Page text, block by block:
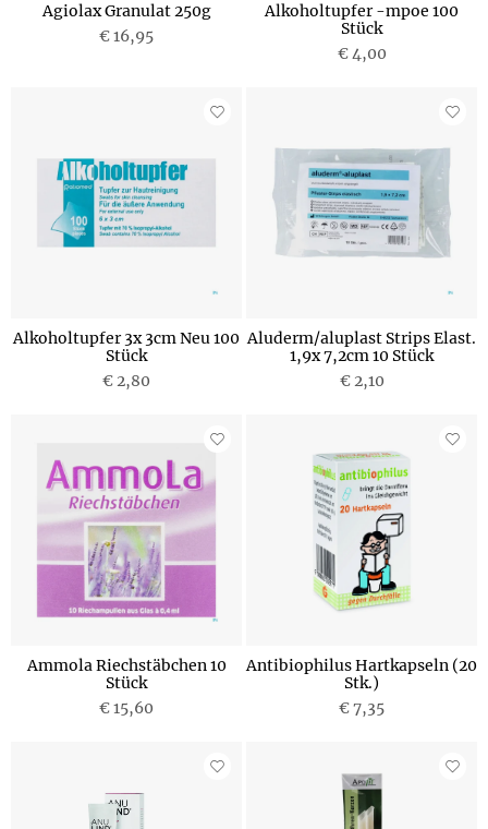
Agiolax Granulat 250g
€ 16,95
Alkoholtupfer -mpoe 100
Stück
€ 4,00
Alkoholtupfer 3x 3cm Neu 100
Stück
€ 2,80
Aluderm/aluplast Strips Elast.
1,9x 7,2cm 10 Stück
€ 2,10
Ammola Riechstäbchen 10
Stück
€ 15,60
Antibiophilus Hartkapseln (20
Stk.)
€ 7,35